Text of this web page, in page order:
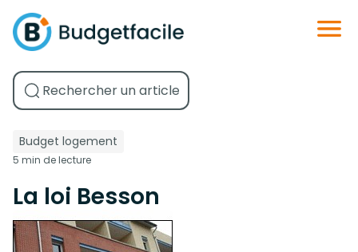
Budget logement
5 min de lecture
La loi Besson